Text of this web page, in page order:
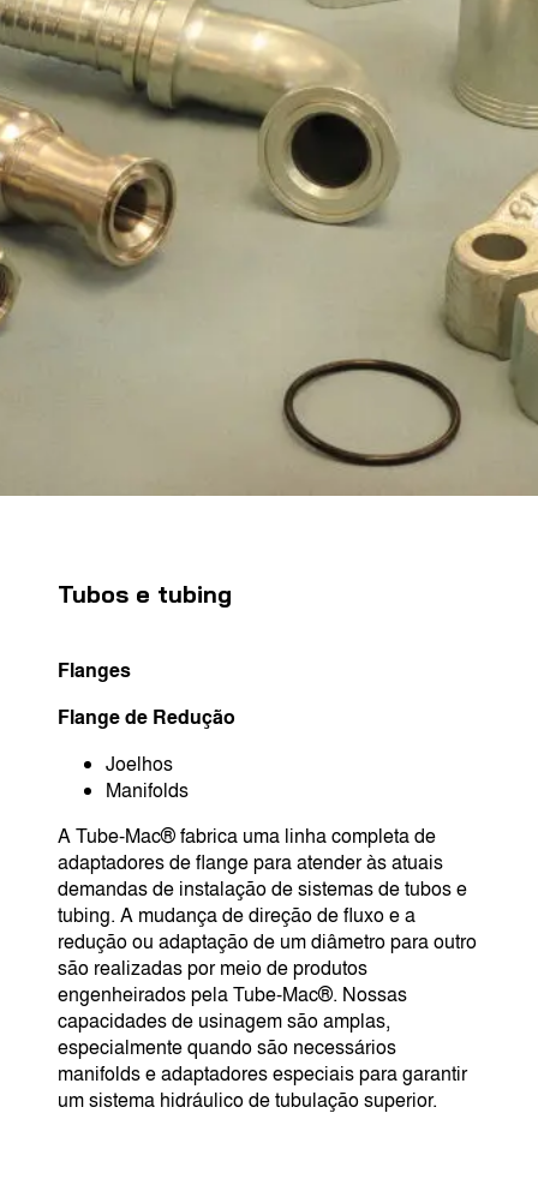
Tubos e tubing
Flanges
Flange de Redução
Joelhos
Manifolds
A Tube-Mac® fabrica uma linha completa de
adaptadores de flange para atender às atuais
demandas de instalação de sistemas de tubos e
tubing. A mudança de direção de fluxo e a
redução ou adaptação de um diâmetro para outro
são realizadas por meio de produtos
engenheirados pela Tube-Mac®. Nossas
capacidades de usinagem são amplas,
especialmente quando são necessários
manifolds e adaptadores especiais para garantir
um sistema hidráulico de tubulação superior.